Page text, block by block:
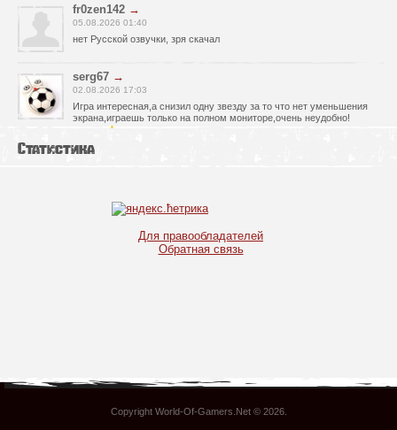
fr0zen142 →
05.08.2026 01:40
нет Русской озвучки, зря скачал
serg67 →
02.08.2026 17:03
Игра интересная,а снизил одну звезду за то что нет уменьшения
экрана,играешь только на полном мониторе,очень неудобно!
испробовал?
30.07.2026 00:43
21.07.2026 16:32
Статистика
Для правообладателей
Обратная связь
Copyright World-Of-Gamers.Net © 2026.